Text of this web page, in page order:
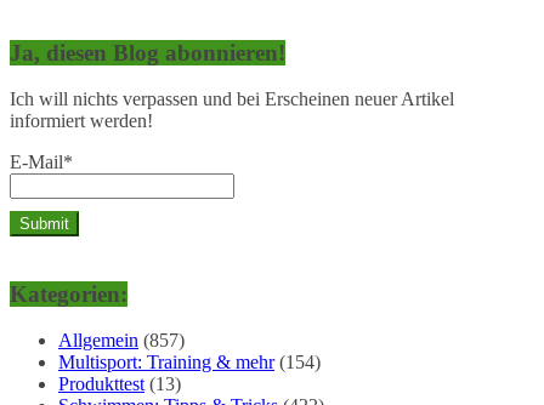
Ja, diesen Blog abonnieren!
Ich will nichts verpassen und bei Erscheinen neuer Artikel
informiert werden!
E-Mail*
Kategorien:
Allgemein (857)
Multisport: Training & mehr(154)
Produkttest (13)